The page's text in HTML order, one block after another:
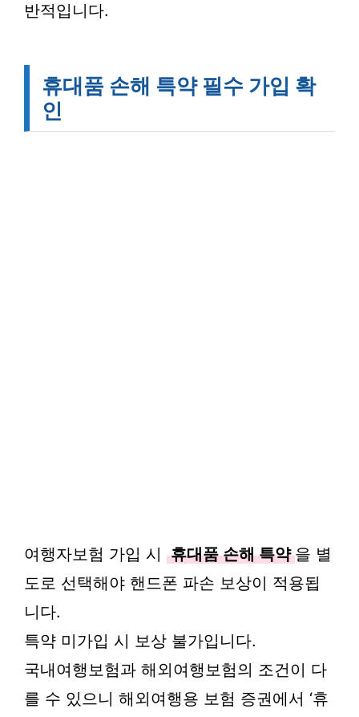
반적입니다.
휴대품 손해 특약 필수 가입 확
인
여행자보험 가입 시 휴대품 손해 특약 을 별
도로 선택해야 핸드폰 파손 보상이 적용됩
니다.
특약 미가입 시 보상 불가입니다.
국내여행보험과 해외여행보험의 조건이 다
를 수 있으니 해외여행용 보험 증권에서 ‘휴